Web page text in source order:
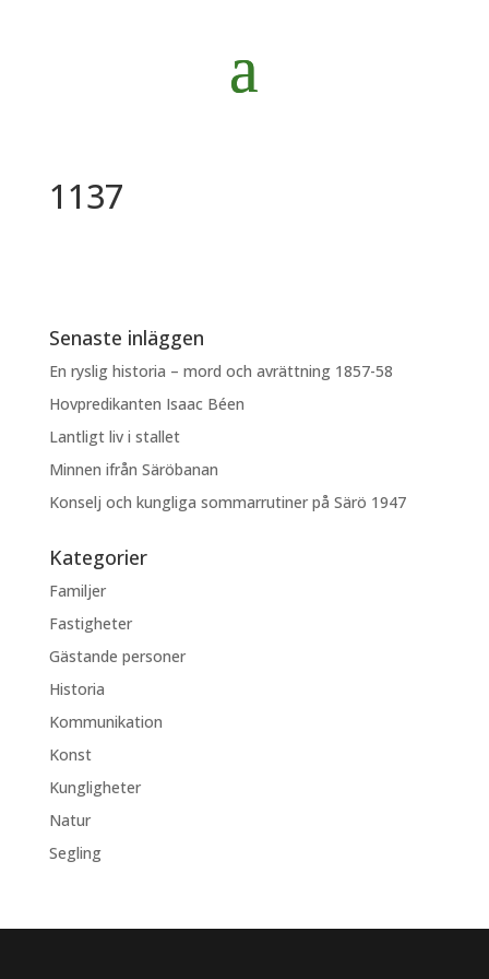
1137
Senaste inläggen
En ryslig historia – mord och avrättning 1857-58
Hovpredikanten Isaac Béen
Lantligt liv i stallet
Minnen ifrån Säröbanan
Konselj och kungliga sommarrutiner på Särö 1947
Kategorier
Familjer
Fastigheter
Gästande personer
Historia
Kommunikation
Konst
Kungligheter
Natur
Segling